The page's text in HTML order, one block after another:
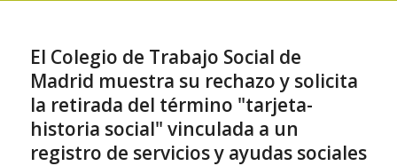
El Colegio de Trabajo Social de
Madrid muestra su rechazo y solicita
la retirada del término "tarjeta-
historia social" vinculada a un
registro de servicios y ayudas sociales